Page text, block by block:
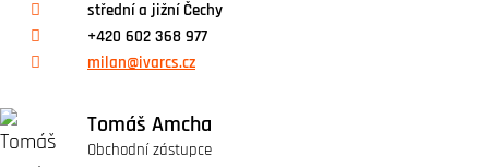
střední a jižní Čechy
+420 602 368 977
milan@ivarcs.cz
Tomáš Amcha
Obchodní zástupce